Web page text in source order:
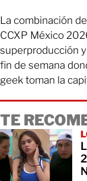
La combinación
CCXP México
superproducción
fin de semana
geek toman la
TE